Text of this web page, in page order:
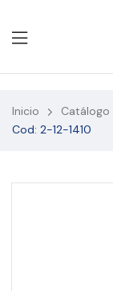
Inicio Catálogo
Cod: 2-12-1410